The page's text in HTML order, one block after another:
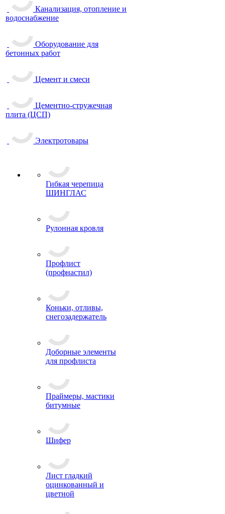
Канализация, отопление и
водоснабжение
Оборудование для
бетонных работ
Цемент и смеси
Цементно-стружечная
плита (ЦСП)
Электротовары
Гибкая черепица
ШИНГЛАС
Рулонная кровля
Профлист
(профнастил)
Коньки, отливы,
снегозадержатель
Доборные элементы
для профлиста
Праймеры, мастики
битумные
Шифер
Лист гладкий
оцинкованный и
цветной